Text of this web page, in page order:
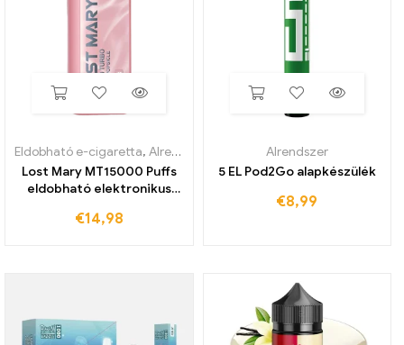
Eldobható e-cigaretta, Alrendszer
Lost Mary MT15000 Puffs
eldobható elektronikus
€14,98
Alrendszer
5 EL Pod2Go alapkészülék
€8,99